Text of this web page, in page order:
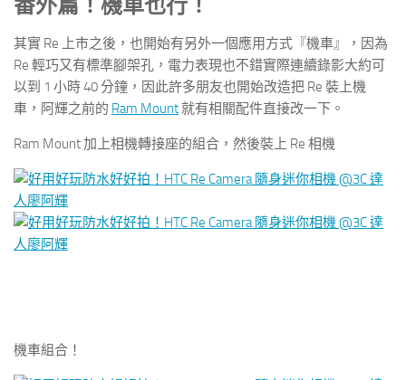
其實 Re 上市之後，也開始有另外一個應用方式『機車』，因為
Re 輕巧又有標準腳架孔，電力表現也不錯實際連續錄影大約可
以到 1 小時 40 分鐘，因此許多朋友也開始改造把 Re 裝上機
車，阿輝之前的 Ram Mount就有相關配件直接改一下。
Ram Mount 加上相機轉接座的組合，然後裝上 Re 相機
機車組合！